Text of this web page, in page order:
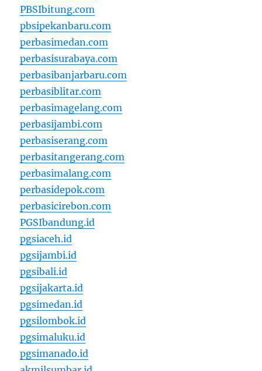
PBSIbitung.com
pbsipekanbaru.com
perbasimedan.com
perbasisurabaya.com
perbasibanjarbaru.com
perbasiblitar.com
perbasimagelang.com
perbasijambi.com
perbasiserang.com
perbasitangerang.com
perbasimalang.com
perbasidepok.com
perbasicirebon.com
PGSIbandung.id
pgsiaceh.id
pgsijambi.id
pgsibali.id
pgsijakarta.id
pgsimedan.id
pgsilombok.id
pgsimaluku.id
pgsimanado.id